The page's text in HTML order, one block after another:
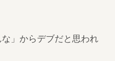
」からデブだと思われ